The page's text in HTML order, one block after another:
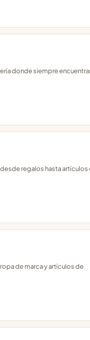
donde siempre
regalos hasta artículos
de marca y artículos de